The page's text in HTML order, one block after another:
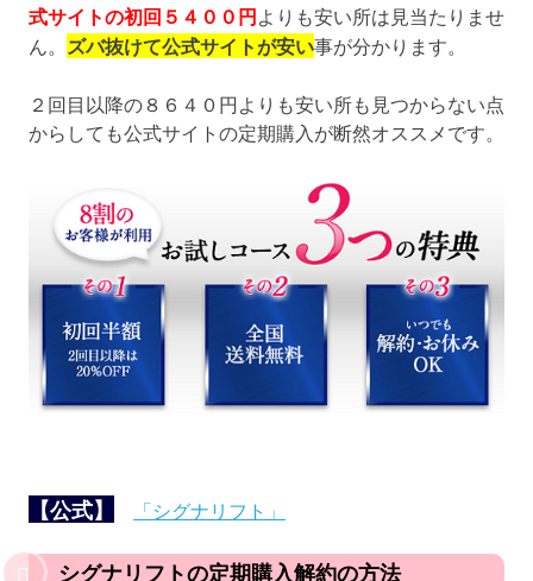
式サイトの初回５４００円 よりも安い所は見当たりませ
ん。 ズバ抜けて公式サイトが安い事が分かります。
２回目以降の８６４０円よりも安い所も見つからない点
からしても公式サイトの定期購入が断然オススメです。
【公式】 「シグナリフト」
シグナリフトの定期購入解約の方法